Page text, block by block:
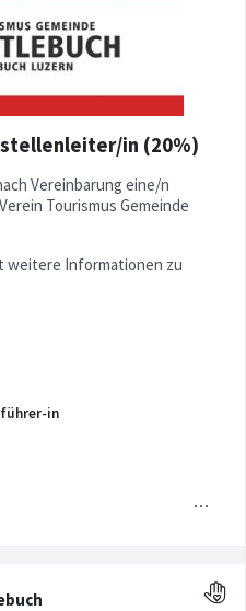
in (20%)
Vereinbarung eine/n
Tourismus Gemeinde
weitere Informationen zu